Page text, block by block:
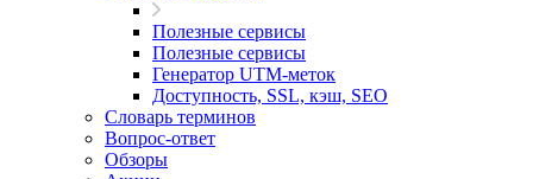
Полезные сервисы
Полезные сервисы
Генератор UTM‑меток
Доступность, SSL, кэш, SEO
Словарь терминов
Вопрос-ответ
Обзоры